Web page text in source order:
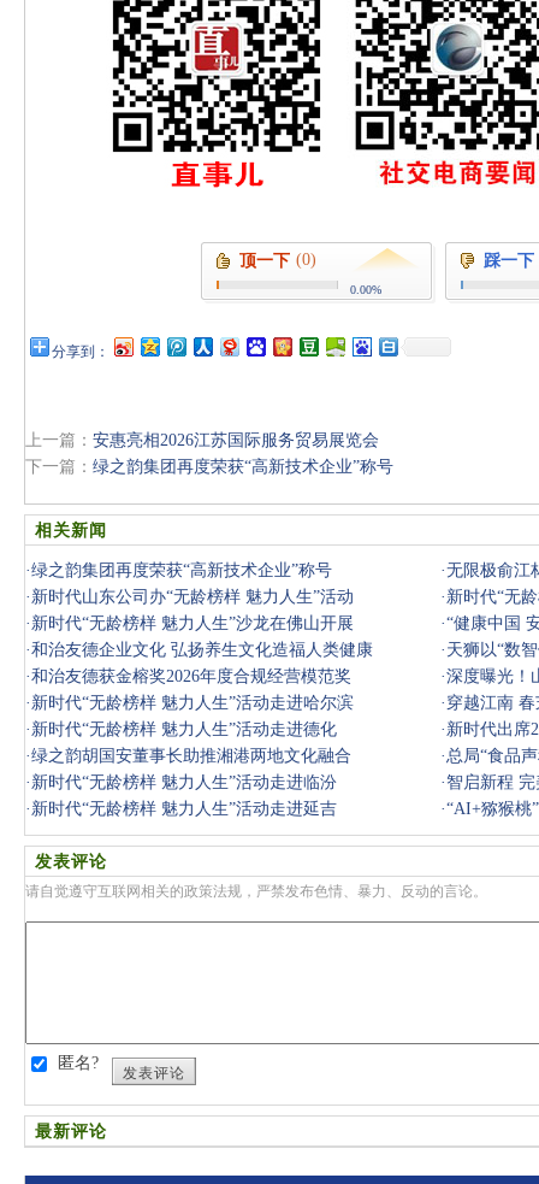
顶一下 (0)
0.00%
踩一下
分享到：
上一篇： 安惠亮相2026江苏国际服务贸易展览会
下一篇： 绿之韵集团再度荣获“高新技术企业”称号
相关新闻
·绿之韵集团再度荣获“高新技术企业”称号 ·无限极俞江
· 新时代山东公司办“无龄榜样 魅力人生”活动 · 新时代“无
· 新时代“无龄榜样 魅力人生”沙龙在佛山开展 ·“健康中国
·和治友德企业文化 弘扬养生文化造福人类健康 · 天狮以“数
·和治友德获金榕奖2026年度合规经营模范奖 ·深度曝光！
内部管控套
· 新时代“无龄榜样 魅力人生”活动走进哈尔滨 · 穿越江南
· 新时代“无龄榜样 魅力人生”活动走进德化 · 新时代出席
·绿之韵胡国安董事长助推湘港两地文化融合 ·总局“食品
· 新时代“无龄榜样 魅力人生”活动走进临汾 · 智启新程
· 新时代“无龄榜样 魅力人生”活动走进延吉 ·“AI+猕猴桃
发表评论
请自觉遵守互联网相关的政策法规，严禁发布色情、暴力、反动的言论。
匿名?
发表评论
最新评论